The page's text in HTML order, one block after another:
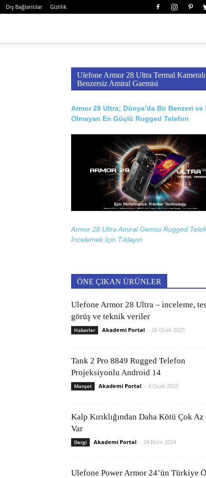
Dış Bağlantılar Gizlilik
Ulefone Armor 28 Ultra Termal Kameralı
Benzersiz Amiral Gaemisi
Armor 28 Ultra; Dünya’da Bir Benzeri ve
Olmayan En Güçlü Rugged Telefon
Armor 28 Ultra Amiral Gemisi Rugged
İncelemek İçin Tıklayın
ÖNE ÇIKAN ÜRÜNLER
Ulefone Armor 28 Ultra – inceleme,
görüş ve teknik veriler
Haberler Akademi Portal - 26 Ocak 2025
Tank 2 Pro 8849 Rugged Telefon
Projeksiyonlu Android 14
Manşet Akademi Portal - 4 Ocak 2025
Kalp Kırıklığından Daha Kötü Çok Az
Var
Dergi Akademi Portal - 24 Ekim 2024
Ulefone Power Armor 24’ün Türkiye